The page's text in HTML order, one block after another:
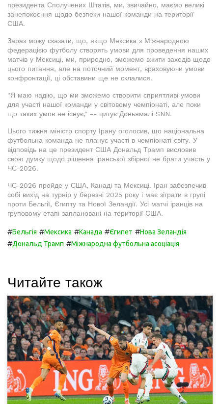
президента Сполучених Штатів, ми, звичайно, маємо великі
занепокоєння щодо безпеки нашої команди на території
США.
Зараз можу сказати, що, якщо Мексика з Міжнародною
федерацією футболу створять умови для проведення наших
матчів у Мексиці, ми, природно, зможемо вжити заходів щодо
цього питання, але на поточний момент, враховуючи умови
конфронтації, ці обставини ще не склалися.
"Я маю надію, що ми зможемо створити сприятливі умови
для участі нашої команди у світовому чемпіонаті, але поки
що таких умов не існує," -- цитує Доньямалі SNN.
Цього тижня міністр спорту Ірану оголосив, що національна
футбольна команда не планує участі в чемпіонаті світу. У
відповідь на це президент США Дональд Трамп висловив
свою думку щодо рішення іранської збірної не брати участь у
ЧС-2026.
ЧС-2026 пройде у США, Канаді та Мексиці. Іран забезпечив
собі вихід на турнір у березні 2025 року і має зіграти в групі
проти Бельгії, Єгипту та Нової Зеландії. Усі матчі іранців на
груповому етапі заплановані на території США.
#Бельгія #Мексика #Канада #Єгипет #Нова Зеландія
#Дональд Трамп #Міжнародна футбольна асоціація
Читайте також